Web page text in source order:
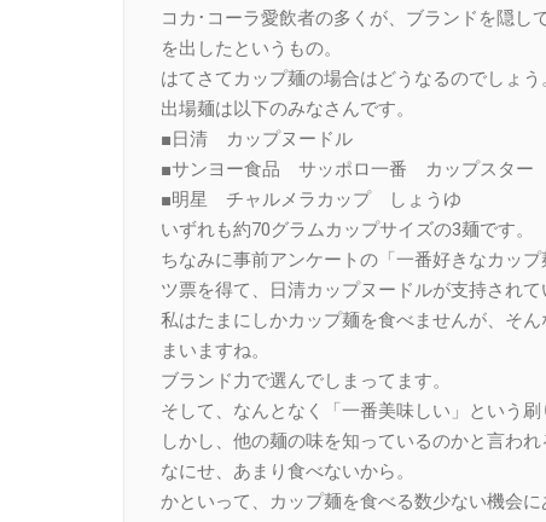
コカ･コーラ愛飲者の多くが、ブランドを隠
を出したというもの。
はてさてカップ麺の場合はどうなるのでしょう
出場麺は以下のみなさんです。
■日清 カップヌードル
■サンヨー食品 サッポロ一番 カップスター
■明星 チャルメラカップ しょうゆ
いずれも約70グラムカップサイズの3麺です。
ちなみに事前アンケートの「一番好きなカッ
ツ票を得て、日清カップヌードルが支持されて
私はたまにしかカップ麺を食べませんが、そ
まいますね。
ブランド力で選んでしまってます。
そして、なんとなく「一番美味しい」という刷
しかし、他の麺の味を知っているのかと言われ
なにせ、あまり食べないから。
かといって、カップ麺を食べる数少ない機会